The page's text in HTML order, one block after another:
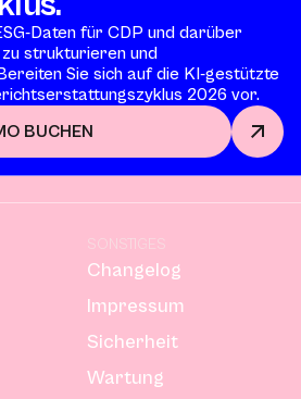
Daten für CDP und darüber
strukturieren und
Sie sich auf die KI-gestützte
2026 vor.
BUCHEN
SONSTIGES
Changelog
Impressum
Sicherheit
Wartung